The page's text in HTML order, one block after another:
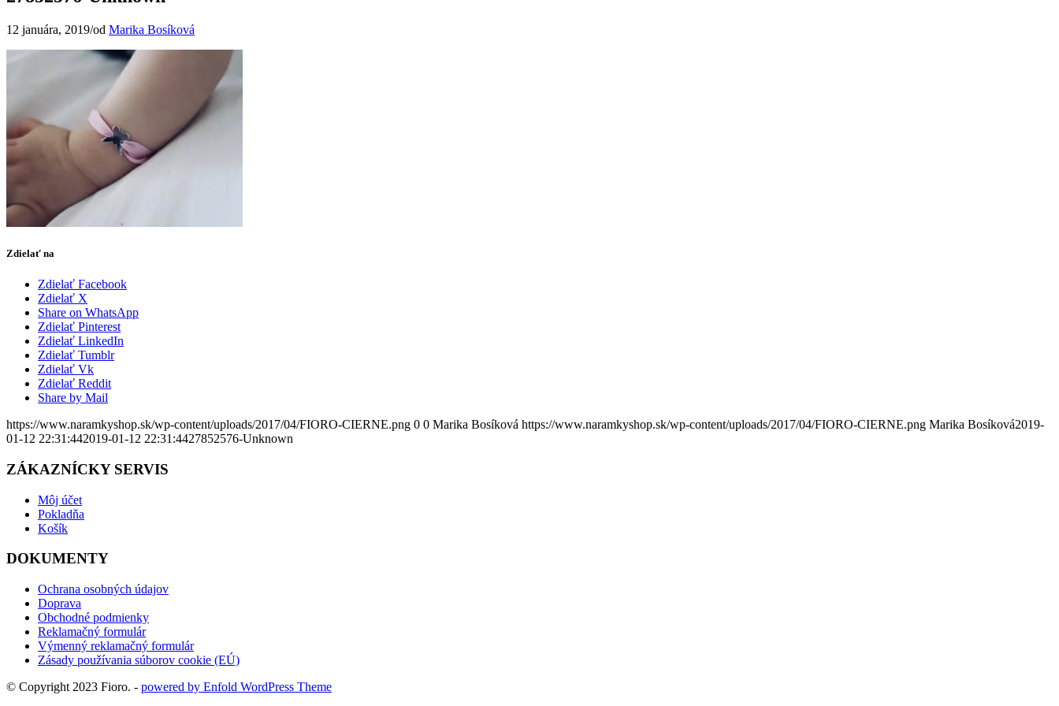
12 januára, 2019/od Marika Bosíková
Zdielať na
Zdielať Facebook
Zdielať X
Share on WhatsApp
Zdielať Pinterest
Zdielať LinkedIn
Zdielať Tumblr
Zdielať Vk
Zdielať Reddit
Share by Mail
https://www.naramkyshop.sk/wp-content/uploads/2017/04/FIORO-CIERNE.png 0 0 Marika Bosíková https://www.naramkyshop.sk/wp-content/uploads/2017/04/FIORO-CIERNE.png Marika Bosíková2019-
01-12 22:31:442019-01-12 22:31:4427852576-Unknown
ZÁKAZNÍCKY SERVIS
Môj účet
Pokladňa
Košík
DOKUMENTY
Ochrana osobných údajov
Doprava
Obchodné podmienky
Reklamačný formulár
Výmenný reklamačný formulár
Zásady používania súborov cookie (EÚ)
© Copyright 2023 Fioro. - powered by Enfold WordPress Theme